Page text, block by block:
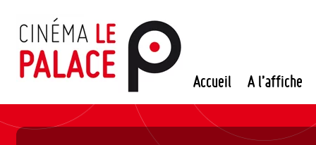
contenu
Accueil A l’affiche